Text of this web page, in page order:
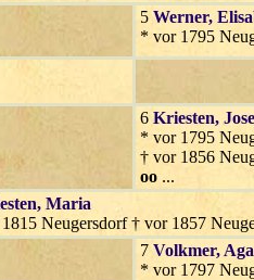
5 Werner,
* vor 1795
6 Kriesten,
* vor 1795
† vor 1856
oo ...
, Maria
Neugersdorf † vor 1857
7 Volkmer,
* vor 1797